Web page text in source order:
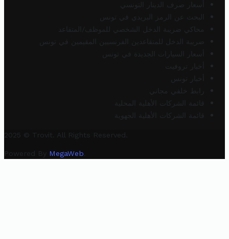
أسعار صرف الدينار التونسي
البحث عن الرمز البريدي في تونس
محاكي ضريبة الدخل الشخصي للموظف/المتقاعد
ضريبة الدخل للمتقاعدين الفرنسيين المقيمين في تونس
أسعار السيارات الجديدة في تونس
أخبار تروفيت
أخبار تونس
رابط خلفي مجاني
قائمة الشركات الأهلية المحلية
قائمة الشركات الأهلية الجهوية
2025 © Trovit. All Rights Reserved.
Powered By MegaWeb